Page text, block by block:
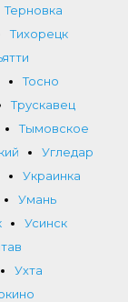
Терновка
Тихорецк
Тосно
Трускавец
Тымовское
Угледар
Украинка
Умань
Усинск
Ухта